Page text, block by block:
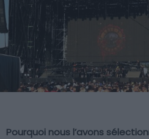
Pourquoi nous l’avons